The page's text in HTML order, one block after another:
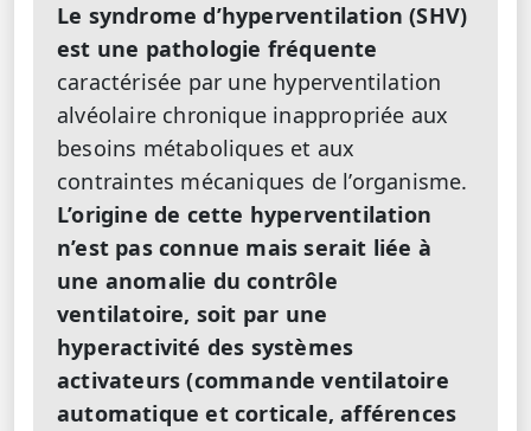
Le syndrome d’hyperventilation (SHV)
est une pathologie fréquente
caractérisée par une hyperventilation
alvéolaire chronique inappropriée aux
besoins métaboliques et aux
contraintes mécaniques de l’organisme.
L’origine de cette hyperventilation
n’est pas connue mais serait liée à
une anomalie du contrôle
ventilatoire, soit par une
hyperactivité des systèmes
activateurs (commande ventilatoire
automatique et corticale, afférences